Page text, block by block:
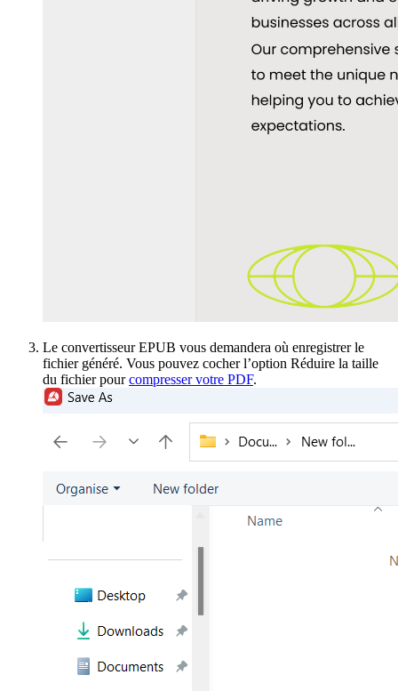
Le convertisseur EPUB vous demandera où enregistrer le
fichier généré. Vous pouvez cocher l’option Réduire la taille
du fichier pourcompresser votre PDF.